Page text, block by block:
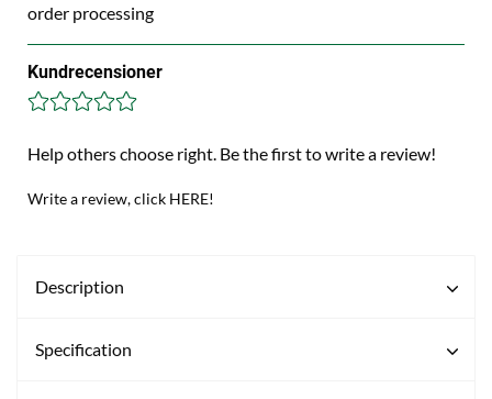
order processing
Kundrecensioner
Help others choose right. Be the first to write a review!
Write a review, click HERE!
Description
Specification